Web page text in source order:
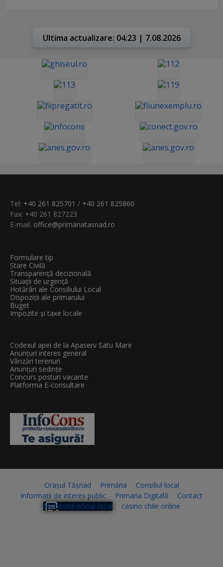
Ultima actualizare: 04:23 | 7.08.2026
Tel: +40 261 825701 / +40 261 825860
Fax: +40 261 827223
E-mail: office@primariatasnad.ro
Formulare tip
Stare Civilă
Transparenţă decizională
Situații de urgență
Hotărâri ale Consiliului Local
Dispoziții ale primarului
Buget
Impozite și taxe locale
Codexul apei de la Apaserv Satu Mare
Anunțuri interes general
Vânzări terenuri
Anunțuri sedințe
Concurs posturi vacante
Platforma E-consultare
Orașul Tășnad Primăria
Consiliul local
Informații de interes public
Primaria Digitală
Contact
Monitorul oficial local
casino chile online